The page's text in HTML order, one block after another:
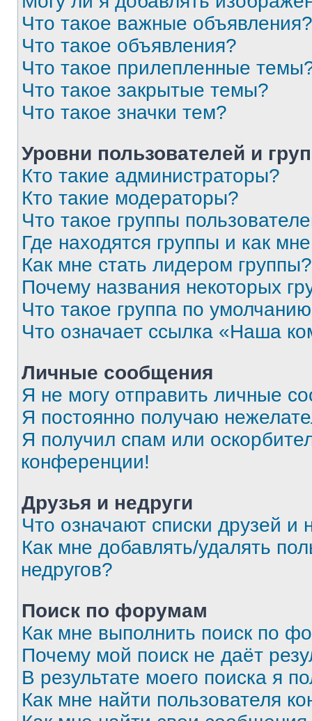
Что такое важные объявления?
Что такое объявления?
Что такое прилепленные
Что такое закрытые темы?
Что такое значки тем?
Уровни пользователей и
Кто такие администраторы?
Кто такие модераторы?
Что такое группы
Где находятся группы и как
Как мне стать лидером группы?
Почему названия некоторых
Что такое группа по
Что означает ссылка «Наша
Личные сообщения
Я не могу отправить личные
Я постоянно получаю
Я получил спам или
конференции!
Друзья и недруги
Что означают списки друзей и
Как мне добавлять/удалять
недругов?
Поиск по форумам
Как мне выполнить поиск по
Почему мой поиск не даёт
В результате моего поиска я
Как мне найти пользователя